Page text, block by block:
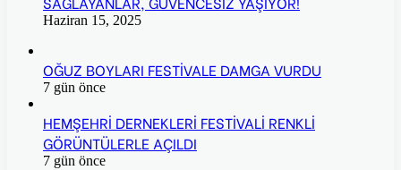
Haziran 15, 2025
OĞUZ BOYLARI FESTİVALE DAMGA VURDU
7 gün önce
HEMŞEHRİ DERNEKLERİ FESTİVALİ RENKLİ
GÖRÜNTÜLERLE AÇILDI
7 gün önce